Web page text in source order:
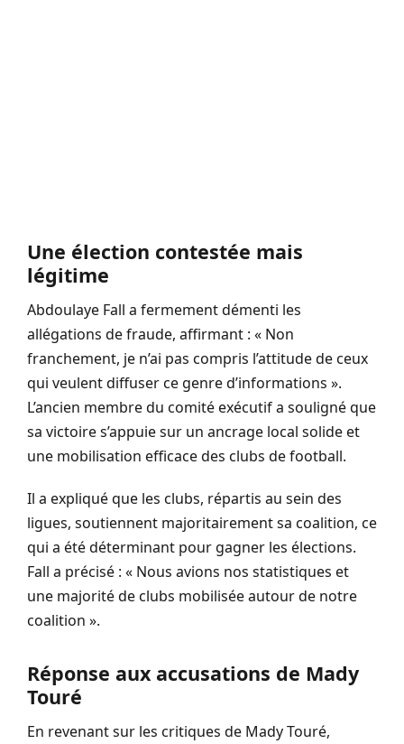
Une élection contestée mais
légitime
Abdoulaye Fall a fermement démenti les
allégations de fraude, affirmant : « Non
franchement, je n’ai pas compris l’attitude de ceux
qui veulent diffuser ce genre d’informations ».
L’ancien membre du comité exécutif a souligné que
sa victoire s’appuie sur un ancrage local solide et
une mobilisation efficace des clubs de football.
Il a expliqué que les clubs, répartis au sein des
ligues, soutiennent majoritairement sa coalition, ce
qui a été déterminant pour gagner les élections.
Fall a précisé : « Nous avions nos statistiques et
une majorité de clubs mobilisée autour de notre
coalition ».
Réponse aux accusations de Mady
Touré
En revenant sur les critiques de Mady Touré,